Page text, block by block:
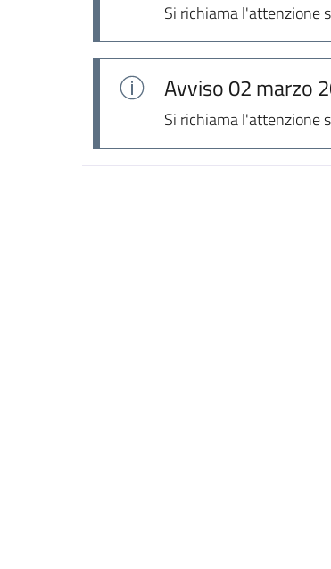
Si richiama l'attenzione
Avviso02 marzo
Si richiama l'attenzione